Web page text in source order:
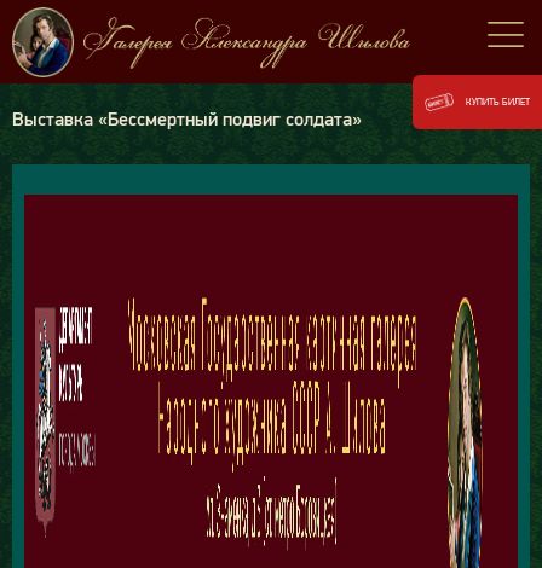
Выставка «Бессмертный подвиг солдата»
КУПИТЬ БИЛЕТ